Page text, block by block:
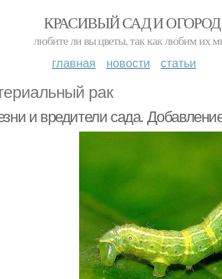
КРАСИВЫЙ САД И ОГОРОД
любите ли вы цветы, так как любим их
главная новости статьи
рак
и вредители сада.